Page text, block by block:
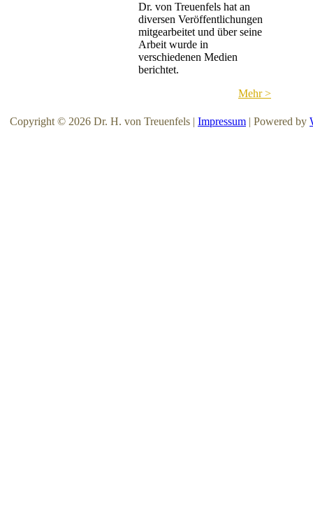
Dr. von Treuenfels hat an
diversen Veröffentlichungen
mitgearbeitet und über seine
Arbeit wurde in
verschiedenen Medien
berichtet.
Mehr >
Copyright © 2026 Dr. H. von Treuenfels | Impressum | Powered by